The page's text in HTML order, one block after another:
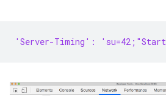
'Server-Timing': 'su=42;"Start-